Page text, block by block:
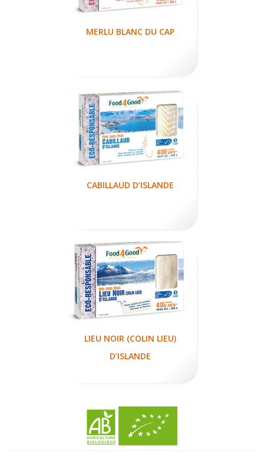
MERLU BLANC DU CAP
CABILLAUD D’ISLANDE
LIEU NOIR (COLIN LIEU)
D’ISLANDE